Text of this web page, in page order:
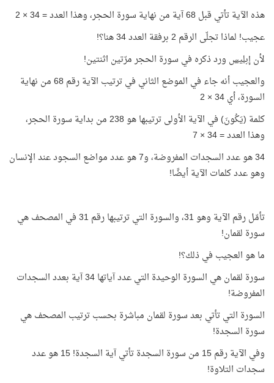
هذه الآية تأتي قبل 68 آية من نهاية سورة الحجر، وهذا العدد = 34 × 2
عجيب! لماذا تجلّى الرقم 2 برفقة العدد 34 هنا؟!
لأنإبليس ورد ذكره في سورة الحجر مرّتين اثنتين!
والعجيب أنه جاء في الموضع الثاني في ترتيب الآية رقم 68 من نهاية
السورة، أي 34 × 2
كلمة (يَكُونَ) في الآية الأولى ترتيبها هو 238 من بداية سورة الحجر،
وهذا العدد = 34 × 7
34 هو عدد السجدات المفروضة، و7 هو عدد مواضع السجود عند الإنسان
وهو عدد كلمات الآية أيضًا!
تأمّل رقم الآية وهو 31، والسورة التي ترتيبها رقم 31 في المصحف هي
سورة لقمان!
ما هو العجيب في ذلك؟!
سورة لقمان هي السورة الوحيدة التي عدد آياتها 34 آية بعدد السجدات
المفروضة!
السورة التي تأتي بعد سورة لقمان مباشرة بحسب ترتيب المصحف هي
سورة السجدة!
وفي الآية رقم 15 من سورة السجدة تأتي آية السجدة! 15 هو عدد
سجدات التلاوة!